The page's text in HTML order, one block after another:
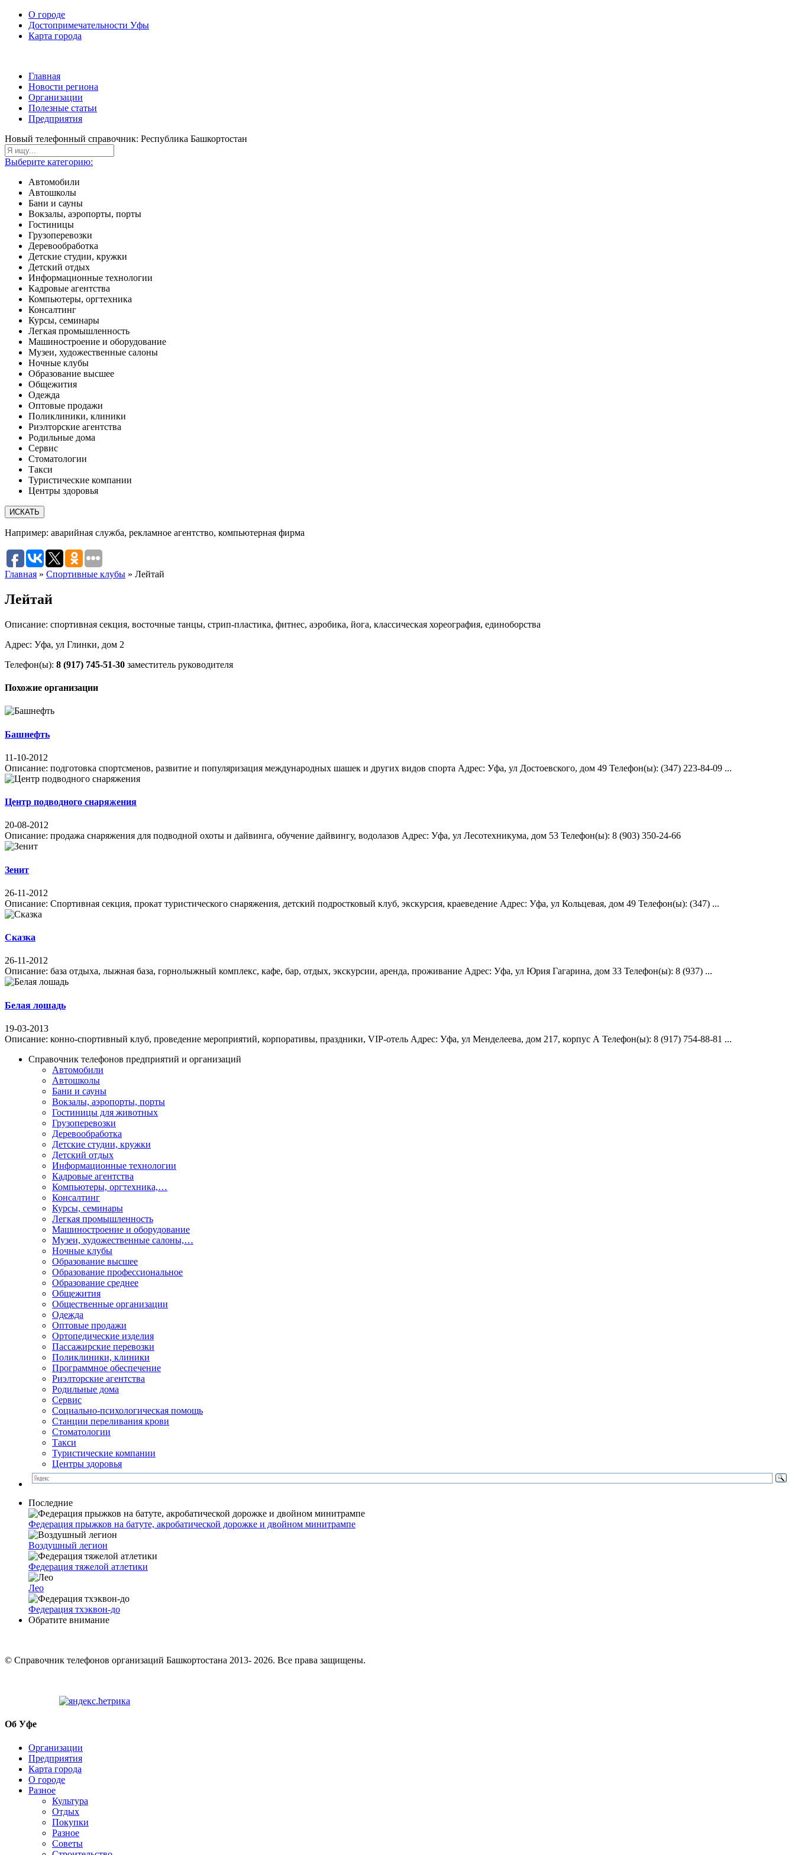
О городе
Достопримечательности Уфы
Карта города
Главная
Новости региона
Организации
Полезные статьи
Предприятия
Новый телефонный справочник: Республика Башкортостан
Выберите категорию:
Автомобили
Автошколы
Бани и сауны
Вокзалы, аэропорты, порты
Гостиницы
Грузоперевозки
Деревообработка
Детские студии, кружки
Детский отдых
Информационные технологии
Кадровые агентства
Компьютеры, оргтехника
Консалтинг
Курсы, семинары
Легкая промышленность
Машиностроение и оборудование
Музеи, художественные салоны
Ночные клубы
Образование высшее
Общежития
Одежда
Оптовые продажи
Поликлиники, клиники
Риэлторские агентства
Родильные дома
Сервис
Стоматологии
Такси
Туристические компании
Центры здоровья
Например: аварийная служба, рекламное агентство, компьютерная фирма
Главная » Спортивные клубы » Лейтай
Лейтай
Описание: спортивная секция, восточные танцы, стрип-пластика, фитнес, аэробика, йога, классическая хореография, единоборства
Адрес: Уфа, ул Глинки, дом 2
Телефон(ы): 8 (917) 745-51-30 заместитель руководителя
Похожие организации
Башнефть
11-10-2012
Описание: подготовка спортсменов, развитие и популяризация международных шашек и других видов спорта Адрес: Уфа, ул Достоевского, дом 49 Телефон(ы): (347) 223-84-09 ...
Центр подводного снаряжения
20-08-2012
Описание: продажа снаряжения для подводной охоты и дайвинга, обучение дайвингу, водолазов Адрес: Уфа, ул Лесотехникума, дом 53 Телефон(ы): 8 (903) 350-24-66
Зенит
26-11-2012
Описание: Спортивная секция, прокат туристического снаряжения, детский подростковый клуб, экскурсия, краеведение Адрес: Уфа, ул Кольцевая, дом 49 Телефон(ы): (347) ...
Сказка
26-11-2012
Описание: база отдыха, лыжная база, горнолыжный комплекс, кафе, бар, отдых, экскурсии, аренда, проживание Адрес: Уфа, ул Юрия Гагарина, дом 33 Телефон(ы): 8 (937) ...
Белая лошадь
19-03-2013
Описание: конно-спортивный клуб, проведение мероприятий, корпоративы, праздники, VIP-отель Адрес: Уфа, ул Менделеева, дом 217, корпус А Телефон(ы): 8 (917) 754-88-81 ...
Справочник телефонов предприятий и организаций
Автомобили
Автошколы
Бани и сауны
Вокзалы, аэропорты, порты
Гостиницы для животных
Грузоперевозки
Деревообработка
Детские студии, кружки
Детский отдых
Информационные технологии
Кадровые агентства
Компьютеры, оргтехника,…
Консалтинг
Курсы, семинары
Легкая промышленность
Машиностроение и оборудование
Музеи, художественные салоны,…
Ночные клубы
Образование высшее
Образование профессиональное
Образование среднее
Общежития
Общественные организации
Одежда
Оптовые продажи
Ортопедические изделия
Пассажирские перевозки
Поликлиники, клиники
Программное обеспечение
Риэлторские агентства
Родильные дома
Сервис
Социально-психологическая помощь
Станции переливания крови
Стоматологии
Такси
Туристические компании
Центры здоровья
Последние
Федерация прыжков на батуте, акробатической дорожке и двойном минитрампе
Воздушный легион
Федерация тяжелой атлетики
Лео
Федерация тхэквон-до
Обратите внимание
© Cправочник телефонов организаций Башкортостана 2013- 2026. Все права защищены.
Об Уфе
Организации
Предприятия
Карта города
О городе
Разное
Культура
Отдых
Покупки
Разное
Советы